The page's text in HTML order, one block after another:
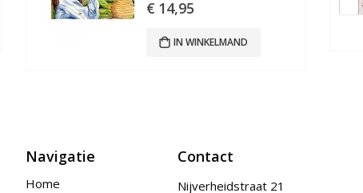
€ 14,95
IN WINKELMAND
Navigatie
Home
Contact
Nijverheidstraat 21